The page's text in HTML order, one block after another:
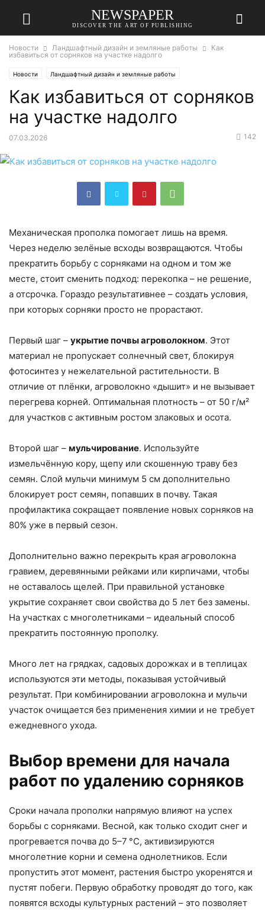
NEWSPAPER
DISCOVER THE ART OF PUBLISHING
Новости Ландшафтный дизайн и земляные работы
Как
избавиться от сорняков на участке надолго
Новости Ландшафтный дизайн и земляные работы
Как избавиться от сорняков
на участке надолго
07.03.2026 142
Механическая прополка помогает лишь на время.
Через неделю зелёные всходы возвращаются. Чтобы
прекратить борьбу с сорняками на одном и том же
месте, стоит сменить подход: перекопка – не решение,
а отсрочка. Гораздо результативнее – создать условия,
при которых сорняки просто не прорастают.
Первый шаг – укрытие почвы агроволокном. Этот
материал не пропускает солнечный свет, блокируя
фотосинтез у нежелательной растительности. В
отличие от плёнки, агроволокно «дышит» и не вызывает
перегрева корней. Оптимальная плотность – от 50 г/м²
для участков с активным ростом злаковых и осота.
Второй шаг – мульчирование. Используйте
измельчённую кору, щепу или скошенную траву без
семян. Слой мульчи минимум 5 см дополнительно
блокирует рост семян, попавших в почву. Такая
профилактика сокращает появление новых сорняков на
80% уже в первый сезон.
Дополнительно важно перекрыть края агроволокна
гравием, деревянными рейками или кирпичами, чтобы
не оставалось щелей. При правильной установке
укрытие сохраняет свои свойства до 5 лет без замены.
На участках с многолетниками – идеальный способ
прекратить постоянную прополку.
Много лет на грядках, садовых дорожках и в теплицах
используются эти методы, показывая устойчивый
результат. При комбинировании агроволокна и мульчи
участок очищается без применения химии и не требует
ежедневного ухода.
Выбор времени для начала
работ по удалению сорняков
Сроки начала прополки напрямую влияют на успех
борьбы с сорняками. Весной, как только сходит снег и
прогревается почва до 5–7 °C, активизируются
многолетние корни и семена однолетников. Если
пропустить этот момент, растения быстро укоренятся и
пустят побеги. Первую обработку проводят до того, как
появятся всходы культурных растений – это позволяет